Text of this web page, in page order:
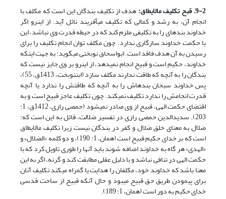
9-2. قبح تکلیف مالایطاق:
هدف از تکلیف بندگان این است که مکلف با
انجام آن، به رشد و کمالی که تکلیف می­آفریند نائل آید. از این­رو اگر
خداوند بنده­ای را به تکلیفی ملزم کند که در حیطه قدرت وی نباشد، این
با حکمت خداوند سازگاری ندارد. چون مکلف توان انجام تکلیف را برای
رسیدن به آن هدف فاقد است. ابواسحاق نوبختی می­گوید: به جهت این­که
خداوند، حکیم است و قبیح انجام نمی­دهد، از این­رو بر وی جایز نیست که
بندگان را به آنچه که طاقت ندارند مکلف سازد (ابن­نوبخت، 1413ق، 55)،
پس خداوند سبحان بنده­اش را به آنچه که طاقتش را ندارد یا آنچه
قدرت انجامش را ندارد تکلیف نمی­کند. چون تکلیف عاجز قبیح است و به
اقتضای حکمت الهی، قبیح از وی صادر نمی­شود (حمصی رازی، 1412ق، 1:
203). سدیدالدین حمصی رازی در تفسیر ضلالت، قائل به این است که:
ضلال به معنای خلق ضلال و کفر در بندگان نیست زیرا تکلیف مالایطاق
است که بر خدای حکیم قبیح است (همان، 1: 190)، و دو کلمه «الضلال» و
«الهدی» هر گاه به خداوند اضافه شوند باید آن­ها را طوری تاویل کرد که با
حکمت الهی در تنافی نباشد و با دلیل عقلی مطابقت کند و گرنه، اگر به این
معنا باشد که خداوند خود، مکلفان را هدایت یا گمراه می­کند تکلیف آنان
برای پیمودن طریق حق قبیح می­بود و حال آنکه قبیح از ساحت قدسی
خدای حکیم به دور است (همان، 1: 189).